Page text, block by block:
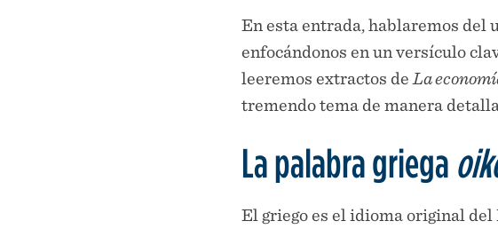
En esta entrada, hablaremos del
enfocándonos en un versículo
leeremos extractos de La
tremendo tema de manera
La palabra griega
El griego es el idioma original